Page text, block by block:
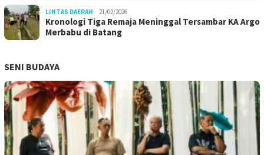
LINTAS DAERAH 21/02/2026
Kronologi Tiga Remaja Meninggal Tersambar KA Argo
Merbabu di Batang
SENI BUDAYA